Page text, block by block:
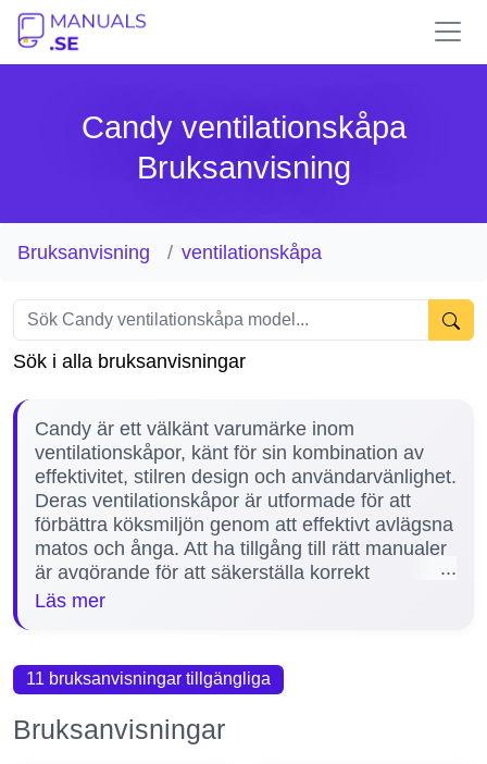
Candy ventilationskåpa
Bruksanvisning
Bruksanvisning ventilationskåpa
Sök i alla bruksanvisningar
Candy är ett välkänt varumärke inom
ventilationskåpor, känt för sin kombination av
effektivitet, stilren design och användarvänlighet.
Deras ventilationskåpor är utformade för att
förbättra köksmiljön genom att effektivt avlägsna
matos och ånga. Att ha tillgång till rätt manualer
är avgörande för att säkerställa korrekt
installation, säker användning och optimal
Candy ventilationskåpor, inklusive populära
modeller som CGM74X, CBG6250/1X,
CBG620/1N, CFT63/1N och CCE160X. Dessa
manualer hjälper dig att få ut det mesta av din
Läs mer
11 bruksanvisningar tillgängliga
Bruksanvisningar